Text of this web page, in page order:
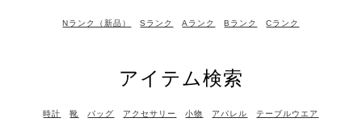
Nランク（新品） Sランク Aランク Bランク Cランク
アイテム検索
時計 靴 バッグ アクセサリー 小物 アパレル テーブルウエア